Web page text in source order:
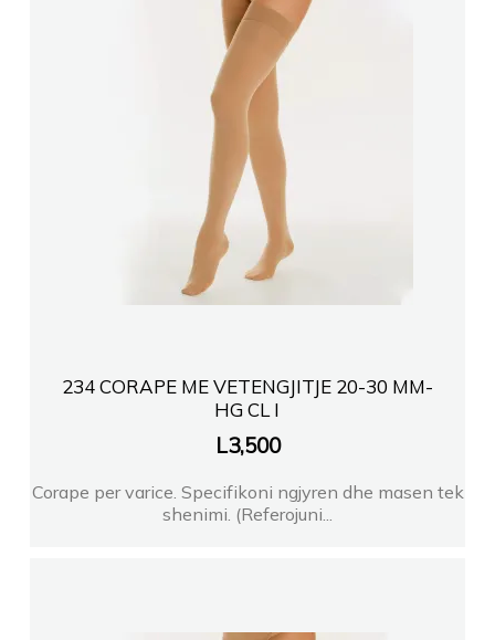
234 CORAPE ME VETENGJITJE 20-30 MM-
HG CL I
L3,500
Corape per varice. Specifikoni ngjyren dhe masen tek
shenimi. (Referojuni...